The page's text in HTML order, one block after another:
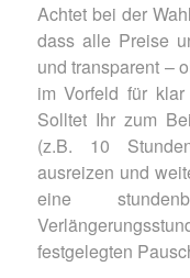
Achtet bei der
dass alle Preise
und transparent –
im Vorfeld für
Solltet Ihr zum
(z.B. 10
ausreizen und
eine
festgelegten